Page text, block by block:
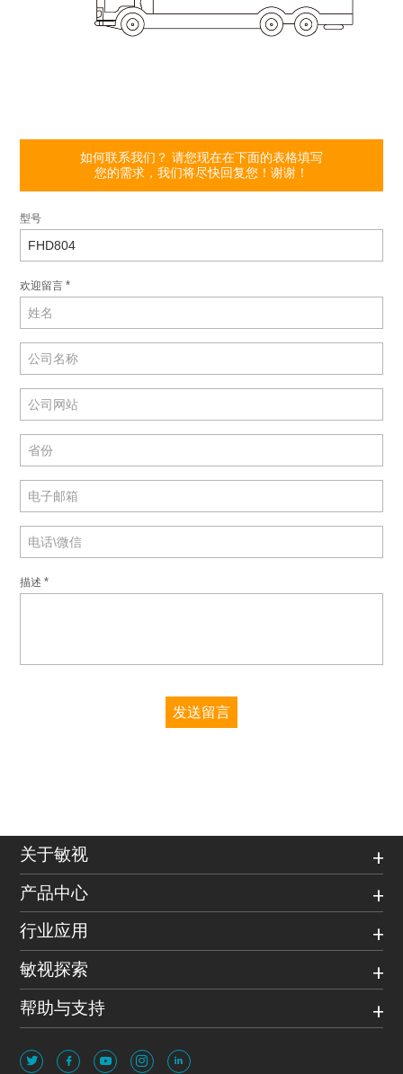
如何联系我们？ 请您现在在下面的表格填写
您的需求，我们将尽快回复您！谢谢！
型号
欢迎留言*
描述*
发送留言
关于敏视
产品中心
行业应用
敏视探索
帮助与支持